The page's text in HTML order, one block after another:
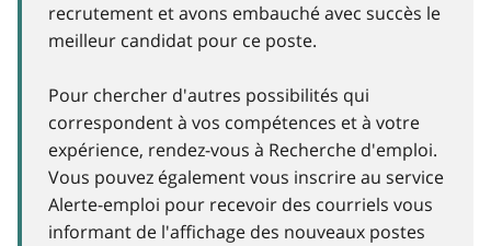
recrutement et avons embauché avec succès le
meilleur candidat pour ce poste.
Pour chercher d'autres possibilités qui
correspondent à vos compétences et à votre
expérience, rendez-vous à Recherche d'emploi.
Vous pouvez également vous inscrire au service
Alerte-emploi pour recevoir des courriels vous
informant de l'affichage des nouveaux postes